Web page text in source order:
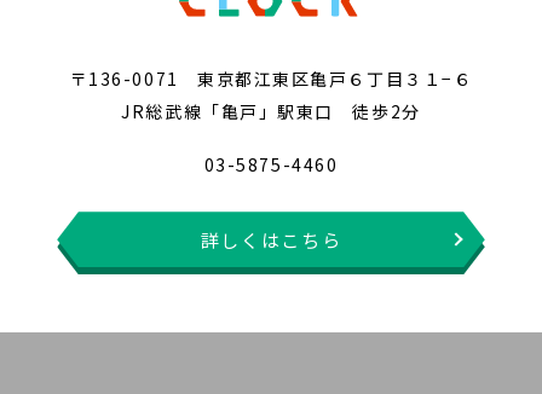
〒136-0071 東京都江東区亀戸６丁目３１−６
JR総武線「亀戸」駅東口 徒歩2分
03-5875-4460
詳しくはこちら